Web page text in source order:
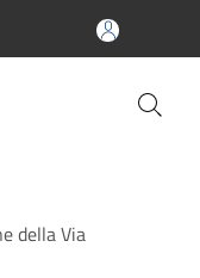
della Via